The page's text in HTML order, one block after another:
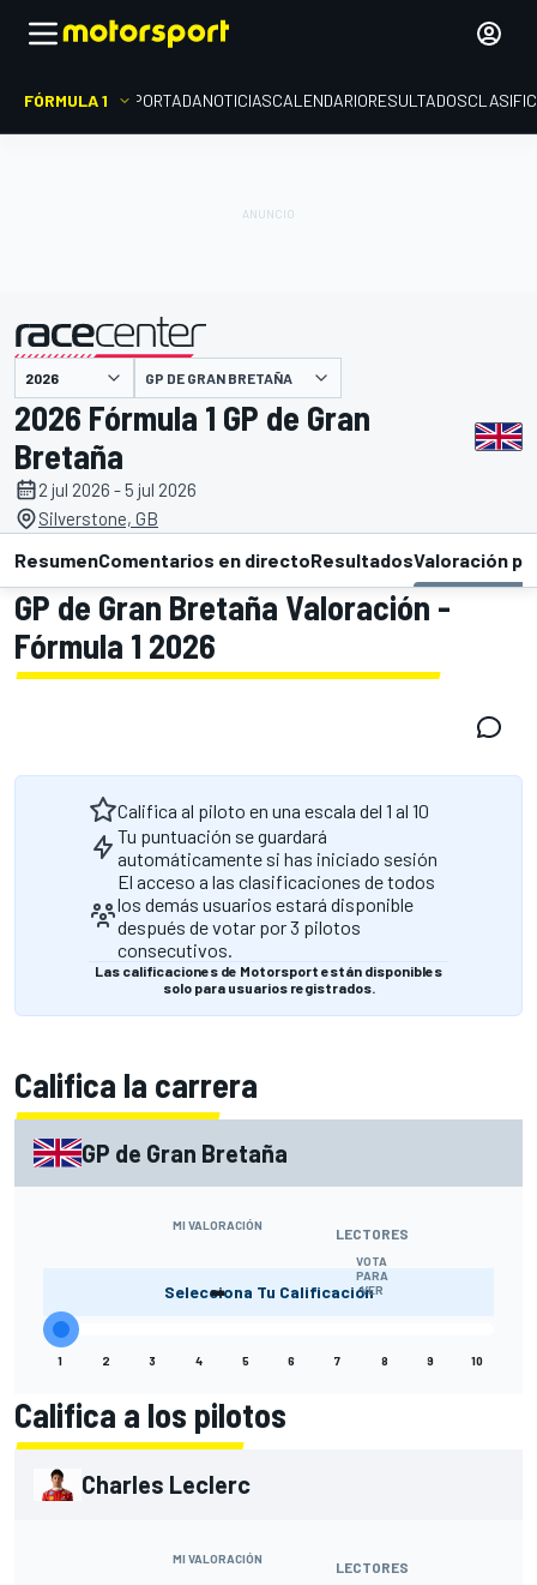
FÓRMULA 1 PORTADANOTICIASCALENDARIORESULTADOS
presentado por GP DE GRAN BRETAÑA
2026 Fórmula 1 GP de Gran
Bretaña
2 jul 2026 - 5 jul 2026
Silverstone, GB
ResumenComentarios en directoResultadosValoración
GP de Gran Bretaña Valoración -
Fórmula 1 2026
Califica al piloto en una escala del 1 al 10
Tu puntuación se guardará
automáticamente si has iniciado sesión
El acceso a las clasificaciones de todos
los demás usuarios estará disponible
después de votar por 3 pilotos
consecutivos.
Las calificaciones de Motorsport están disponibles
solo para usuarios registrados.
Califica la carrera
GP de Gran Bretaña
MI VALORACIÓN
-
LECTORES
VOTA
PARA
VER
Selecciona Tu Calificación
1 2 3 4 5 6 7 8 9 10
Califica a los pilotos
Charles Leclerc
MI VALORACIÓN LECTORES